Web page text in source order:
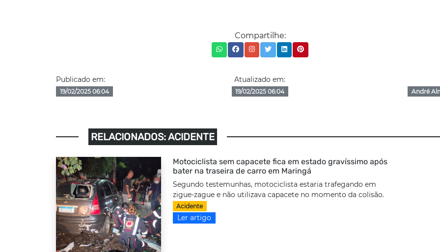
Compartilhe:
Publicado em:
19/02/2025 06:04
Atualizado em:
19/02/2025 06:04 André
RELACIONADOS: ACIDENTE
Motociclista sem capacete fica em estado gravíssimo após
bater na traseira de carro em Maringá
Segundo testemunhas, motociclista estaria trafegando em
zigue-zague e não utilizava capacete no momento da colisão.
Acidente
Ler artigo